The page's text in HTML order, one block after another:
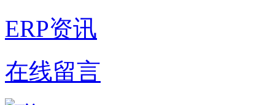
ERP资讯
在线留言